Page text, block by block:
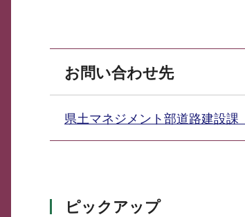
お問い合わせ先
県土マネジメント部道路建設課
ピックアップ